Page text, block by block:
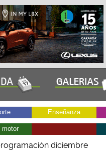
Enseñanza
motor
diciembre